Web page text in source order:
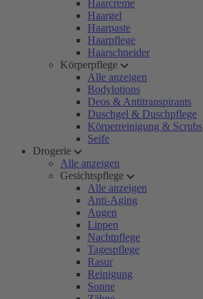
Haarcreme
Haargel
Haarpaste
Haarpflege
Haarschneider
Körperpflege
Alle anzeigen
Bodylotions
Deos & Antitranspirants
Duschgel & Duschpflege
Körperreinigung & Scrubs
Seife
Drogerie
Alle anzeigen
Gesichtspflege
Alle anzeigen
Anti-Aging
Augen
Lippen
Nachtpflege
Tagespflege
Rasur
Reinigung
Sonne